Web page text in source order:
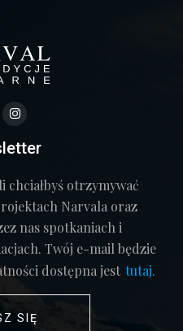
chciałbyś otrzymywać
Narvala oraz
nas spotkaniach i
Twój e-mail będzie
dostępna jest tutaj.
SIĘ